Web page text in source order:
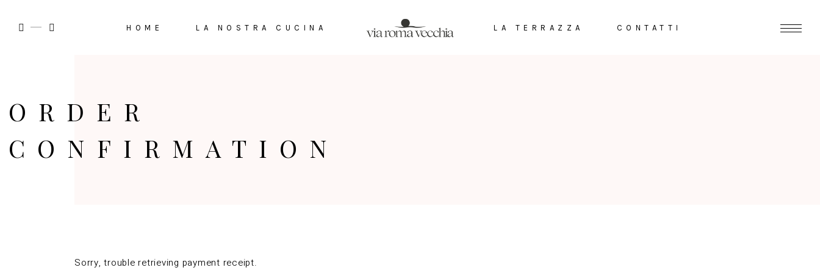
HOME LA NOSTRA CUCINA LA TERRAZZA CONTATTI
ORDER
CONFIRMATION
Sorry, trouble retrieving payment receipt.